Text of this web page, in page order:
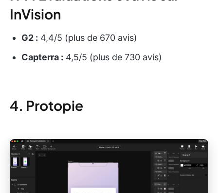
InVision
G2 : 4,4/5 (plus de 670 avis)
Capterra : 4,5/5 (plus de 730 avis)
4. Protopie